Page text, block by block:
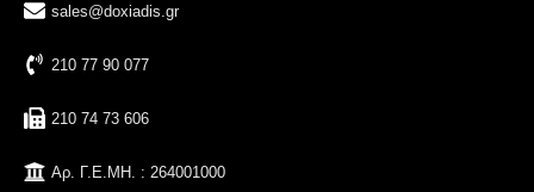
sales@doxiadis.gr
210 77 90 077
210 74 73 606
Αρ. Γ.Ε.ΜΗ. : 264001000